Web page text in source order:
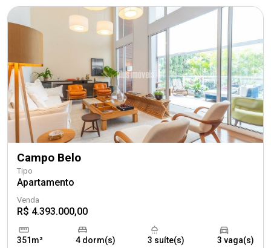
Campo Belo
Tipo
Apartamento
Venda
R$ 4.393.000,00
351m² 4 dorm(s) 3 suíte(s) 3 vaga(s)